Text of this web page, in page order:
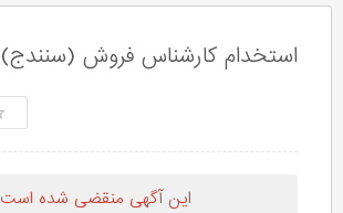
استخدام کارشناس فروش (سنندج)
این آگهی منقضی شده است